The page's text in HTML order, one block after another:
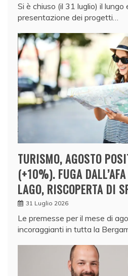
Si è chiuso (il 31 luglio) il
presentazione dei progetti…
TURISMO, AGOSTO
(+10%). FUGA
LAGO, RISCOPERTA DI
31 Luglio 2026
Le premesse per il mese di
incoraggianti in tutta la